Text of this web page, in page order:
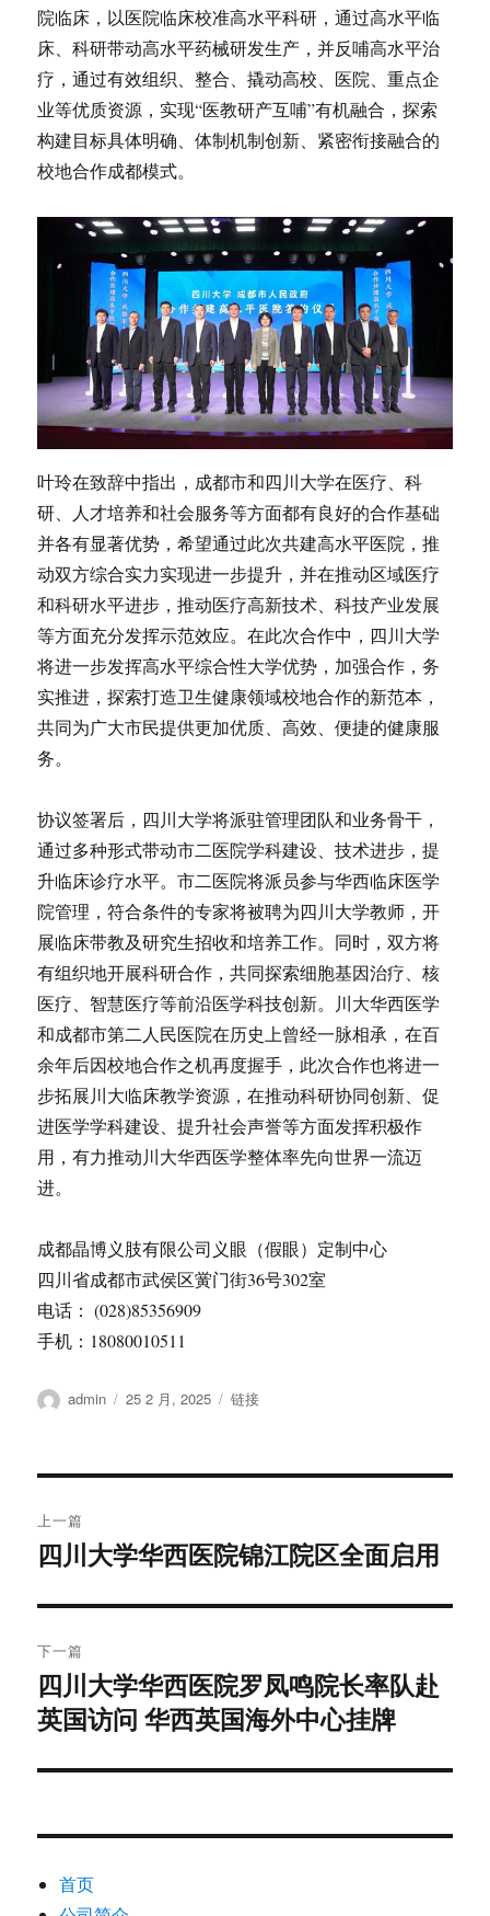
院临床，以医院临床校准高水平科研，通过高水平临
床、科研带动高水平药械研发生产，并反哺高水平治
疗，通过有效组织、整合、撬动高校、医院、重点企
业等优质资源，实现“医教研产互哺”有机融合，探索
构建目标具体明确、体制机制创新、紧密衔接融合的
校地合作成都模式。
叶玲在致辞中指出，成都市和四川大学在医疗、科
研、人才培养和社会服务等方面都有良好的合作基础
并各有显著优势，希望通过此次共建高水平医院，推
动双方综合实力实现进一步提升，并在推动区域医疗
和科研水平进步，推动医疗高新技术、科技产业发展
等方面充分发挥示范效应。在此次合作中，四川大学
将进一步发挥高水平综合性大学优势，加强合作，务
实推进，探索打造卫生健康领域校地合作的新范本，
共同为广大市民提供更加优质、高效、便捷的健康服
务。
协议签署后，四川大学将派驻管理团队和业务骨干，
通过多种形式带动市二医院学科建设、技术进步，提
升临床诊疗水平。市二医院将派员参与华西临床医学
院管理，符合条件的专家将被聘为四川大学教师，开
展临床带教及研究生招收和培养工作。同时，双方将
有组织地开展科研合作，共同探索细胞基因治疗、核
医疗、智慧医疗等前沿医学科技创新。川大华西医学
和成都市第二人民医院在历史上曾经一脉相承，在百
余年后因校地合作之机再度握手，此次合作也将进一
步拓展川大临床教学资源，在推动科研协同创新、促
进医学学科建设、提升社会声誉等方面发挥积极作
用，有力推动川大华西医学整体率先向世界一流迈
进。
成都晶博义肢有限公司义眼（假眼）定制中心
四川省成都市武侯区黉门街36号302室
电话： (028)85356909
手机：18080010511
作
admin
发
25 2 月, 2025
格
链接
章
航
上一篇
上
文
章：
四川大学华西医院锦江院区全面启用
下一篇
下
篇
章：
四川大学华西医院罗凤鸣院长率队赴
英国访问 华西英国海外中心挂牌
首页